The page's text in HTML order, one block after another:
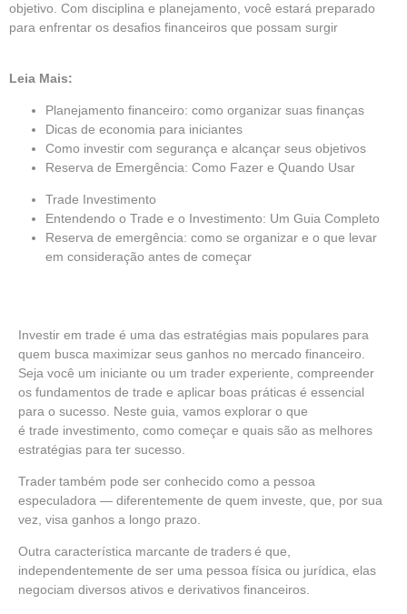
objetivo. Com disciplina e planejamento, você estará preparado
para enfrentar os desafios financeiros que possam surgir
Leia Mais:
Planejamento financeiro: como organizar suas finanças
Dicas de economia para iniciantes
Como investir com segurança e alcançar seus objetivos
Reserva de Emergência: Como Fazer e Quando Usar
Trade Investimento
Entendendo o Trade e o Investimento: Um Guia Completo
Reserva de emergência: como se organizar e o que levar
em consideração antes de começar
Investir em trade é uma das estratégias mais populares para
quem busca maximizar seus ganhos no mercado financeiro.
Seja você um iniciante ou um trader experiente, compreender
os fundamentos de trade e aplicar boas práticas é essencial
para o sucesso. Neste guia, vamos explorar o que
é trade investimento, como começar e quais são as melhores
estratégias para ter sucesso.
Tradertambém pode ser conhecido como a pessoa
especuladora — diferentemente de quem investe, que, por sua
vez, visa ganhos a longo prazo.
Outra característica marcante de traders é que,
independentemente de ser uma pessoa física ou jurídica, elas
negociam diversos ativos e derivativos financeiros.